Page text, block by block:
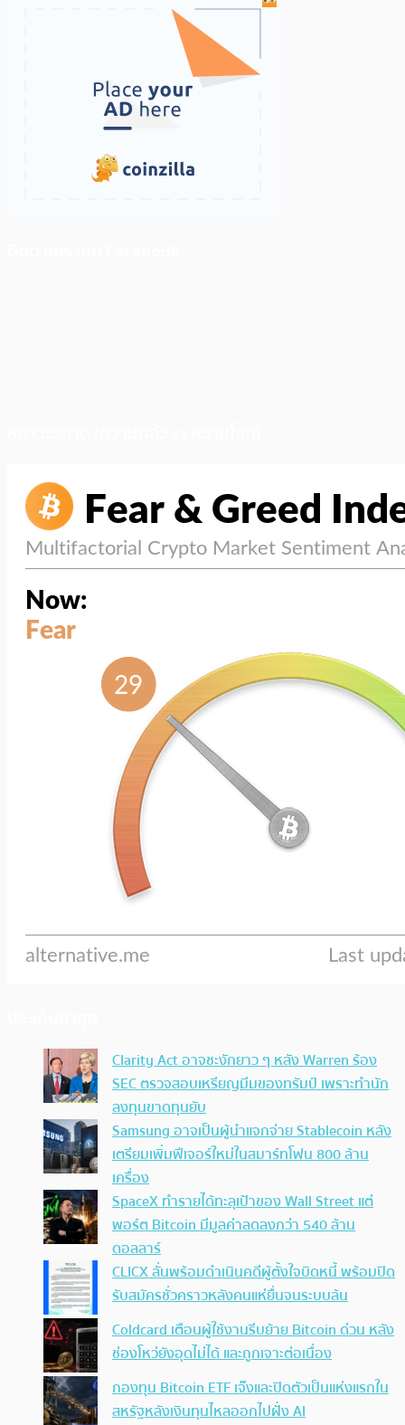
Clarity Act อาจชะงักยาว ๆ หลัง Warren ร้อง
SEC ตรวจสอบเหรียญมีมของทรัมป์ เพราะทำนัก
ลงทุนขาดทุนยับ
Samsung อาจเป็นผู้นำแจกจ่าย Stablecoin หลัง
เตรียมเพิ่มฟีเจอร์ใหม่ในสมาร์ทโฟน 800 ล้าน
เครื่อง
SpaceX ทำรายได้ทะลุเป้าของ Wall Street แต่
พอร์ต Bitcoin มีมูลค่าลดลงกว่า 540 ล้าน
ดอลลาร์
CLICX ลั่นพร้อมดำเนินคดีผู้ตั้งใจบิดหนี้ พร้อมปิด
รับสมัครชั่วคราวหลังคนแห่ยื่นจนระบบล้น
Coldcard เตือนผู้ใช้งานรีบย้าย Bitcoin ด่วน หลัง
ช่องโหว่ยังอุดไม่ได้ และถูกเจาะต่อเนื่อง
กองทุน Bitcoin ETF เจ๊งและปิดตัวเป็นแห่งแรกใน
สหรัฐหลังเงินทุนไหลออกไปฝั่ง AI